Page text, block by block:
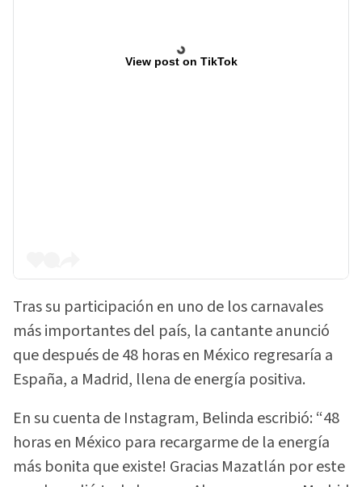
View post on TikTok
Tras su participación en uno de los carnavales
más importantes del país, la cantante anunció
que después de 48 horas en México regresaría a
España, a Madrid, llena de energía positiva.
En su cuenta de Instagram, Belinda escribió: “48
horas en México para recargarme de la energía
más bonita que existe! Gracias Mazatlán por este